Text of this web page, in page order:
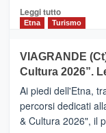
dati
di
Anche
la
Alcantara
nei
primi
Leggi tuttoLeggi
di
IL
SAN
DOMENICO
PALACE
TAORMINA,
UN
Etna Turismo
VIAGRANDE
Cultura 2026”.
Ai piedi dell'Etna,
percorsi dedicati
& Cultura 2026", il